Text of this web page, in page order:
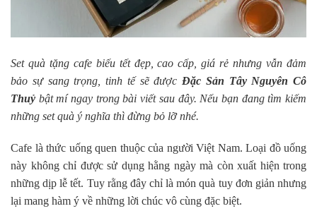
Set quà tặng cafe biếu tết đẹp, cao cấp, giá rẻ nhưng vẫn đảm
bảo sự sang trọng, tinh tế sẽ được Đặc Sản Tây Nguyên Cô
Thuỷ bật mí ngay trong bài viết sau đây. Nếu bạn đang tìm kiếm
những set quà ý nghĩa thì đừng bỏ lỡ nhé.
Cafe là thức uống quen thuộc của người Việt Nam. Loại đồ uống
này không chỉ được sử dụng hằng ngày mà còn xuất hiện trong
những dịp lễ tết. Tuy rằng đây chỉ là món quà tuy đơn giản nhưng
lại mang hàm ý về những lời chúc vô cùng đặc biệt.